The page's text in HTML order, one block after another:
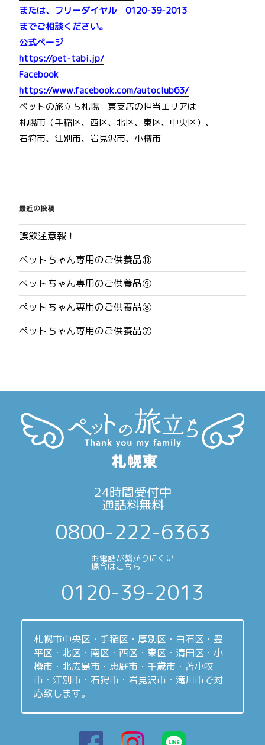
または、フリーダイヤル 0120-39-2013
までご相談ください。
公式ページ
https://pet-tabi.jp/
Facebook
https://www.facebook.com/autoclub63/
ペットの旅立ち札幌 東支店の担当エリアは
札幌市（手稲区、西区、北区、東区、中央区）、
石狩市、江別市、岩見沢市、小樽市
稿
ナ
ビ
ゲ
ー
シ
最近の投稿
誤飲注意報！
ペットちゃん専用のご供養品⑩
ペットちゃん専用のご供養品⑨
ペットちゃん専用のご供養品⑧
ペットちゃん専用のご供養品⑦
24時間受付中
通話料無料
0800-222-6363
お電話が繋がりにくい
場合はこちら
0120-39-2013
札幌市中央区・手稲区・厚別区・白石区・豊
平区・北区・南区・西区・東区・清田区・小
樽市・北広島市・恵庭市・千歳市・苫小牧
市・江別市・石狩市・岩見沢市・滝川市で対
応致します。